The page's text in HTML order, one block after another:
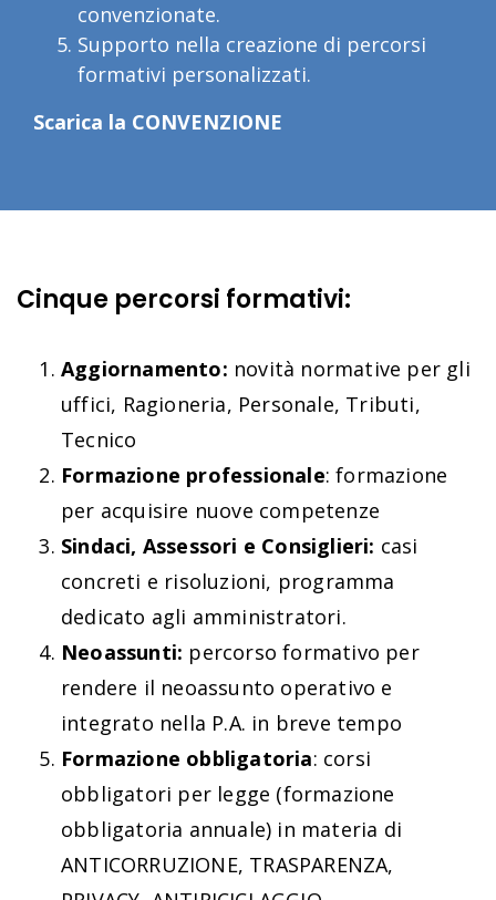
convenzionate.
Supporto nella creazione di percorsi
formativi personalizzati.
Scarica la CONVENZIONE
Cinque percorsi formativi:
Aggiornamento: novità normative per gli
uffici, Ragioneria, Personale, Tributi,
Tecnico
Formazione professionale: formazione
per acquisire nuove competenze
Sindaci, Assessori e Consiglieri: casi
concreti e risoluzioni, programma
dedicato agli amministratori.
Neoassunti: percorso formativo per
rendere il neoassunto operativo e
integrato nella P.A. in breve tempo
Formazione obbligatoria: corsi
obbligatori per legge (formazione
obbligatoria annuale) in materia di
ANTICORRUZIONE, TRASPARENZA,